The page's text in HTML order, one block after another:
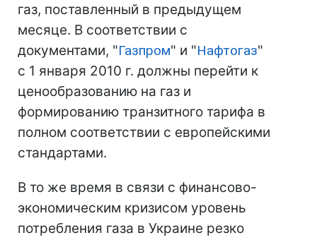
газ, поставленный в предыдущем
месяце. В соответствии с
документами, "Газпром" и "Нафтогаз"
с 1 января 2010 г. должны перейти к
ценообразованию на газ и
формированию транзитного тарифа в
полном соответствии с европейскими
стандартами.
В то же время в связи с финансово-
экономическим кризисом уровень
потребления газа в Украине резко